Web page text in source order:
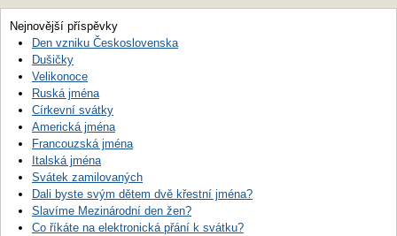
Nejnovější příspěvky
Den vzniku Československa
Dušičky
Velikonoce
Ruská jména
Církevní svátky
Americká jména
Francouzská jména
Italská jména
Svátek zamilovaných
Dali byste svým dětem dvě křestní jména?
Slavíme Mezinárodní den žen?
Co říkáte na elektronická přání k svátku?